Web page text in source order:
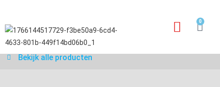
0
Bekijk alle producten